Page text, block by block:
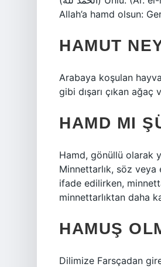
Allah’a hamd olsun:
HAMUT
Arabaya koşulan
gibi dışarı çıkan
HAMD MI
Hamd, gönüllü olarak
Minnettarlık, söz
ifade edilirken,
minnettarlıktan daha
HAMUŞ
Dilimize Farsçadan